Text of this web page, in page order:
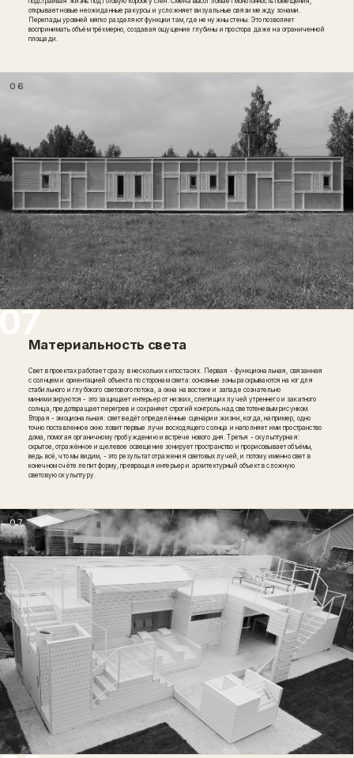
открывает новые неожиданные ракурсы и усложняет визуальные связи между зонами.
Перепады уровней мягко разделяют функции там, где не нужны стены. Это позволяет
воспринимать объём трёхмерно, создавая ощущение глубины и простора даже на ограниченной
площади.
06
Материальность света
Свет в проектах работает сразу в нескольких ипостасях. Первая - функциональная, связанная
с солнцем и ориентацией объекта по сторонам света: основные зоны раскрываются на юг для
стабильного и глубокого светового потока, а окна на востоке и западе сознательно
минимизируются - это защищает интерьер от низких, слепящих лучей утреннего и закатного
солнца, предотвращает перегрев и сохраняет строгий контроль над светотеневым рисунком.
Вторая - эмоциональная: свет ведёт определённые сценарии жизни, когда, например, одно
точно поставленное окно ловит первые лучи восходящего солнца и наполняет ими пространство
дома, помогая органичному пробуждению и встрече нового дня. Третья - скульптурная:
скрытое, отражённое и щелевое освещение зонирует пространство и прорисовывает объёмы,
ведь всё, что мы видим, - это результат отражения световых лучей, и потому именно свет в
конечном счёте лепит форму, превращая интерьер и архитектурный объект в сложную
световую скульптуру.
07